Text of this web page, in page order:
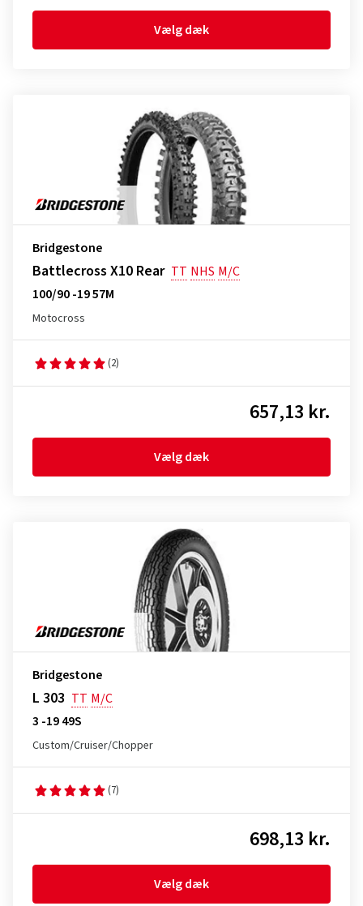
Vælg dæk
Bridgestone
Battlecross X10 Rear TT NHS M/C
100/90 -19 57M
Motocross
(2)
657,13 kr.
Vælg dæk
Bridgestone
L 303 TT M/C
3 -19 49S
Custom/Cruiser/Chopper
(7)
698,13 kr.
Vælg dæk